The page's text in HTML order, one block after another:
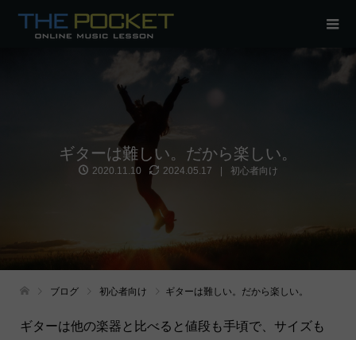
ギターは難しい。だから楽しい。
2020.11.10 2024.05.17 初心者向け
ブログ 初心者向け ギターは難しい。だから楽しい。
ギターは他の楽器と比べると値段も手頃で、サイズも